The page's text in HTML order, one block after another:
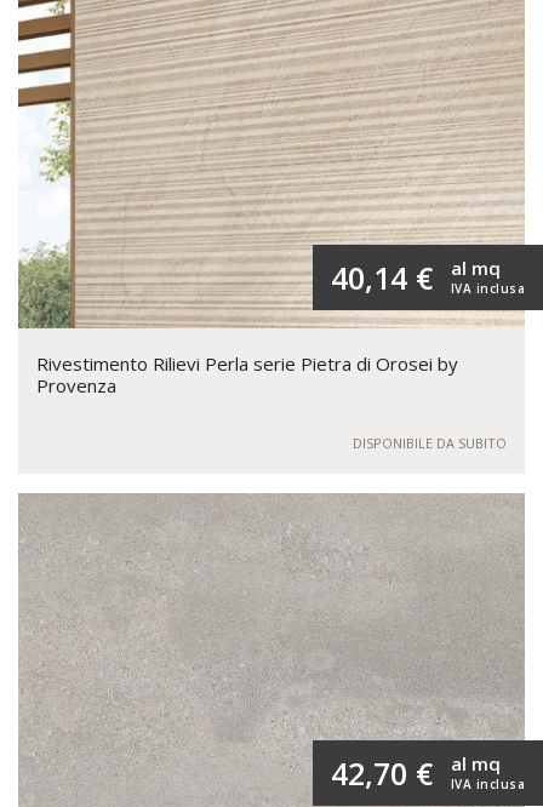
40,14 € IVA inclusa
al mq
Rivestimento Rilievi Perla serie Pietra di Orosei by
Provenza
DISPONIBILE DA SUBITO
42,70 € IVA inclusa
al mq